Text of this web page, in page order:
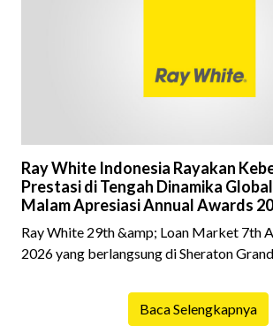
Ray White Indonesia Rayakan
Prestasi di Tengah Dinamika
Malam Apresiasi Annual Awards
Ray White 29th &amp; Loan Market 7th
2026 yang berlangsung di Sheraton
istimewa bagi para pelaku industri
Lebih dari 400 marketing executives dan
Baca Selengkapnya